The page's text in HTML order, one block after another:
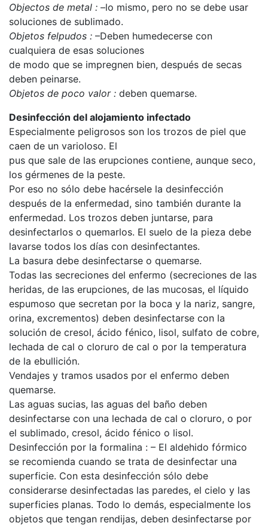
Objectos de metal : –lo mismo, pero no se debe usar
soluciones de sublimado.
Objetos felpudos : –Deben humedecerse con
cualquiera de esas soluciones
de modo que se impregnen bien, después de secas
deben peinarse.
Objetos de poco valor : deben quemarse.
Desinfección del alojamiento infectado
Especialmente peligrosos son los trozos de piel que
caen de un varioloso. El
pus que sale de las erupciones contiene, aunque seco,
los gérmenes de la peste.
Por eso no sólo debe hacérsele la desinfección
después de la enfermedad, sino también durante la
enfermedad. Los trozos deben juntarse, para
desinfectarlos o quemarlos. El suelo de la pieza debe
lavarse todos los días con desinfectantes.
La basura debe desinfectarse o quemarse.
Todas las secreciones del enfermo (secreciones de las
heridas, de las erupciones, de las mucosas, el líquido
espumoso que secretan por la boca y la nariz, sangre,
orina, excrementos) deben desinfectarse con la
solución de cresol, ácido fénico, lisol, sulfato de cobre,
lechada de cal o cloruro de cal o por la temperatura
de la ebullición.
Vendajes y tramos usados por el enfermo deben
quemarse.
Las aguas sucias, las aguas del baño deben
desinfectarse con una lechada de cal o cloruro, o por
el sublimado, cresol, ácido fénico o lisol.
Desinfección por la formalina : – El aldehido fórmico
se recomienda cuando se trata de desinfectar una
superficie. Con esta desinfección sólo debe
considerarse desinfectadas las paredes, el cielo y las
superficies planas. Todo lo demás, especialmente los
objetos que tengan rendijas, deben desinfectarse por